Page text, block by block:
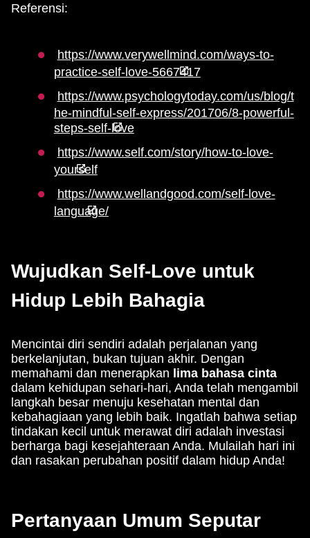
Referensi:
https://www.verywellmind.com/ways-to-
practice-self-love-5667417
https://www.psychologytoday.com/us/blog/t
he-mindful-self-express/201706/8-powerful-
steps-self-love
https://www.self.com/story/how-to-love-
yourself
https://www.wellandgood.com/self-love-
language/
Wujudkan Self-Love untuk
Hidup Lebih Bahagia
Mencintai diri sendiri adalah perjalanan yang
berkelanjutan, bukan tujuan akhir. Dengan
memahami dan menerapkan lima bahasa cinta
dalam kehidupan sehari-hari, Anda telah mengambil
langkah besar menuju kesehatan mental dan
kebahagiaan yang lebih baik. Ingatlah bahwa setiap
tindakan kecil untuk merawat diri adalah investasi
berharga bagi kesejahteraan Anda. Mulailah hari ini
dan rasakan perubahan positif dalam hidup Anda!
Pertanyaan Umum Seputar